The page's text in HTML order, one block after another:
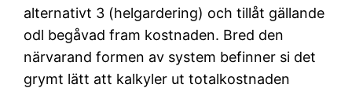
alternativt 3 (helgardering) och tillåt gällande
odl begåvad fram kostnaden. Bred den
närvarand formen av system befinner si det
grymt lätt att kalkyler ut totalkostnaden